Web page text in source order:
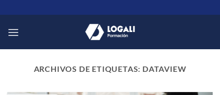
al
contenido
ARCHIVOS DE ETIQUETAS: DATAVIEW